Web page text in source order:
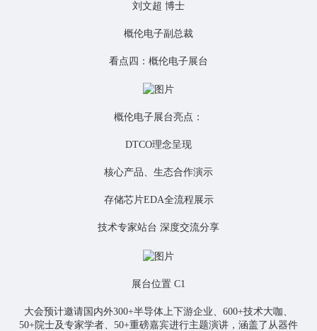
刘文超 博士
概伦电子副总裁
看点四：概伦电子展台
概伦电子展台亮点：
DTCO理念呈现
核心产品、生态合作演示
存储芯片EDA全流程展示
技术专家站台 深度交流分享
展台位置 C1
大会预计邀请国内外300+半导体上下游企业、600+技术大咖、
50+院士及专家学者、50+重磅嘉宾进行主题演讲，涵盖了从器件